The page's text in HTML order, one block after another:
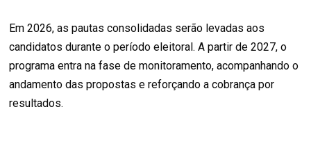
Em 2026, as pautas consolidadas serão levadas aos
candidatos durante o período eleitoral. A partir de 2027, o
programa entra na fase de monitoramento, acompanhando o
andamento das propostas e reforçando a cobrança por
resultados.